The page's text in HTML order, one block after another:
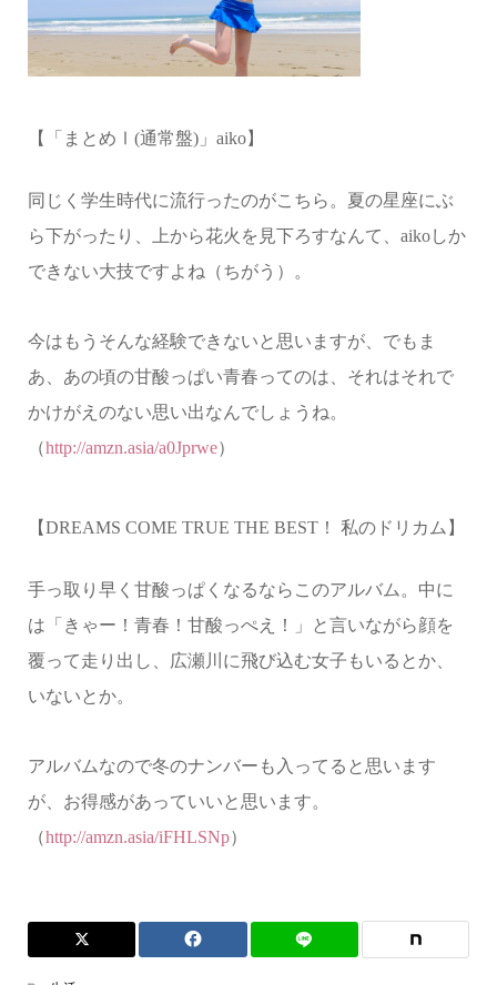
【「まとめⅠ (通常盤)」 aiko】
同じく学生時代に流行ったのがこちら。夏の星座にぶ
ら下がったり、上から花火を見下ろすなんて、 aikoしか
できない大技ですよね（ちがう）。
今はもうそんな経験できないと思いますが、でもま
あ、あの頃の甘酸っぱい青春ってのは、それはそれで
かけがえのない思い出なんでしょうね。
（http://amzn.asia/a0Jprwe）
【DREAMS COME TRUE THE BEST！ 私のドリカム】
手っ取り早く甘酸っぱくなるならこのアルバム。中に
は「きゃー！青春！甘酸っぺえ！」と言いながら顔を
覆って走り出し、広瀬川に飛び込む女子もいるとか、
いないとか。
アルバムなので冬のナンバーも入ってると思います
が、お得感があっていいと思います。
（http://amzn.asia/iFHLSNp）